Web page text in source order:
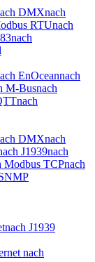
DMXnach
RTUnach
nach
EnOceannach
M-Busnach
nach
DMXnach
J1939nach
Modbus TCPnach
nach J1939
nach